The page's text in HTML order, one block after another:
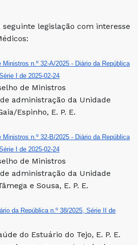
legislação com interesse
Ministros n.º 32-A/2025 - Diário da República
I de 2025-02-24
de Ministros
administração da Unidade
Espinho, E. P. E.
Ministros n.º 32-B/2025 - Diário da República
I de 2025-02-24
de Ministros
administração da Unidade
e Sousa, E. P. E.
da República n.º 38/2025, Série II de
do Estuário do Tejo, E. P. E.